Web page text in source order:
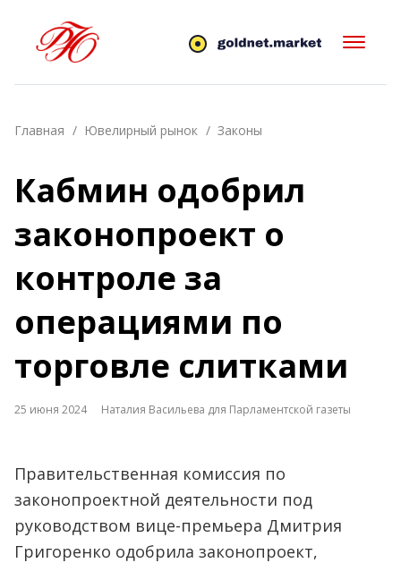
Главная Ювелирный рынок Законы
Кабмин одобрил
законопроект о
контроле за
операциями по
торговле слитками
25 июня 2024 Наталия Васильева для Парламентской газеты
Правительственная комиссия по
законопроектной деятельности под
руководством вице-премьера Дмитрия
Григоренко одобрила законопроект,